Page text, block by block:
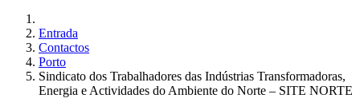
Entrada
Contactos
Porto
Sindicato dos Trabalhadores das Indústrias Transformadoras,
Energia e Actividades do Ambiente do Norte – SITE NORTE